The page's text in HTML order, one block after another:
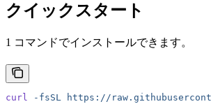
クイックスタート
1 コマンドでインストールできます。
curl -fsSL https://